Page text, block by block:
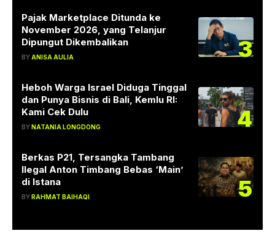
Pajak Marketplace Ditunda ke
November 2026, yang Telanjur
Dipungut Dikembalikan
BYANISA AULIA 3
Heboh Warga Israel Diduga Tinggal
dan Punya Bisnis di Bali, Kemlu RI:
Kami Cek Dulu
BYNATANIA LONGDONG 4
Berkas P21, Tersangka Tambang
Ilegal Anton Timbang Bebas ‘Main’
di Istana
BYRAHMAT BAIHAQI 5